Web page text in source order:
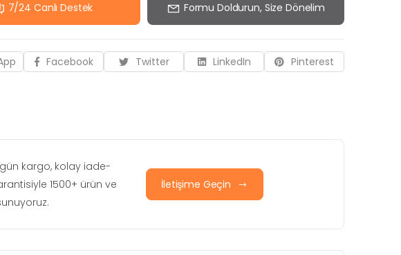
7/24 Canlı Destek Formu Doldurun, Size Dönelim
Facebook Twitter LinkedIn Pinterest
kargo, kolay iade-
1500+ ürün ve
İletişime Geçin